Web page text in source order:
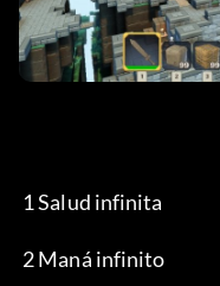
1 Salud infinita
2 Maná infinito